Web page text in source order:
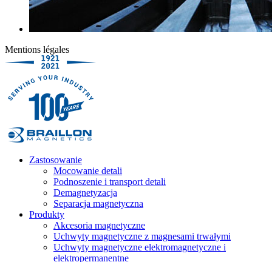
Mentions légales
Zastosowanie
Mocowanie detali
Podnoszenie i transport detali
Demagnetyzacja
Separacja magnetyczna
Produkty
Akcesoria magnetyczne
Uchwyty magnetyczne z magnesami trwałymi
Uchwyty magnetyczne elektromagnetyczne i
elektropermanentne